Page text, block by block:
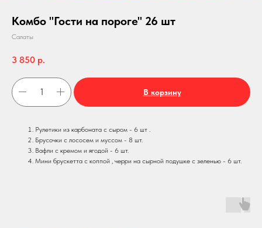
Комбо "Гости на пороге" 26 шт
Салаты
3 850 р.
В корзину
Рулетики из карбоната с сыром - 6 шт .
Брусочки с лососем и муссом - 8 шт.
Вафли с кремом и ягодой - 6 шт.
Мини брускетта с коппой , черри на сырной подушке с зеленью - 6 шт.